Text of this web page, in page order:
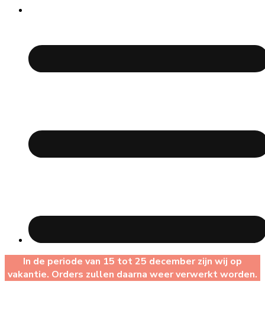
In de periode van 15 tot 25 december zijn wij op
vakantie. Orders zullen daarna weer verwerkt worden.